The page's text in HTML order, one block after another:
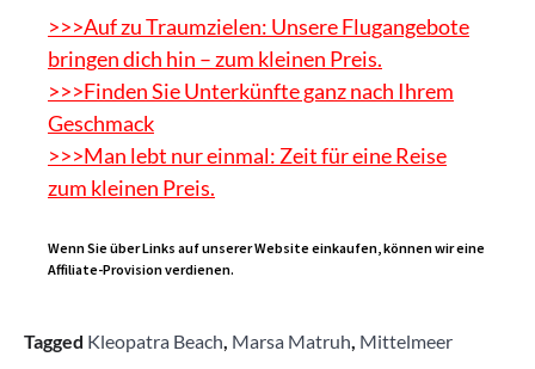
>>>Auf zu Traumzielen: Unsere Flugangebote
bringen dich hin – zum kleinen Preis.
>>>Finden Sie Unterkünfte ganz nach Ihrem
Geschmack
>>>Man lebt nur einmal: Zeit für eine Reise
zum kleinen Preis.
Wenn Sie über Links auf unserer Website einkaufen, können wir eine
Affiliate-Provision verdienen.
Tagged Kleopatra Beach, Marsa Matruh, Mittelmeer